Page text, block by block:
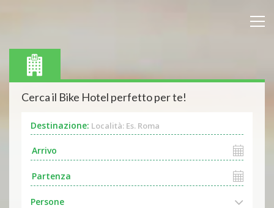
Cerca il Bike Hotel perfetto per te!
Destinazione: Località: Es. Roma
Persone